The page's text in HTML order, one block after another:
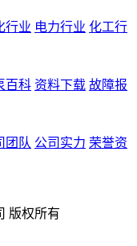
行业 电力行业 化工行
百科 资料下载 故障报
团队 公司实力 荣誉资
版权所有